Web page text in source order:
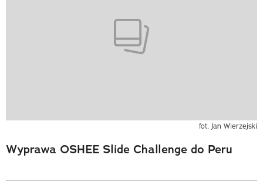
fot. Jan Wierzejski
Wyprawa OSHEE Slide Challenge do Peru